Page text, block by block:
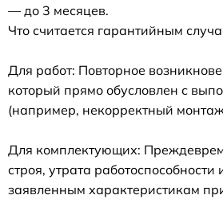
— до 3 месяцев.
Что считается гарантийным
Для работ: Повторное
который прямо обусловлен с
(например, некорректный
Для комплектующих:
строя, утрата работоспособности
заявленным характеристикам